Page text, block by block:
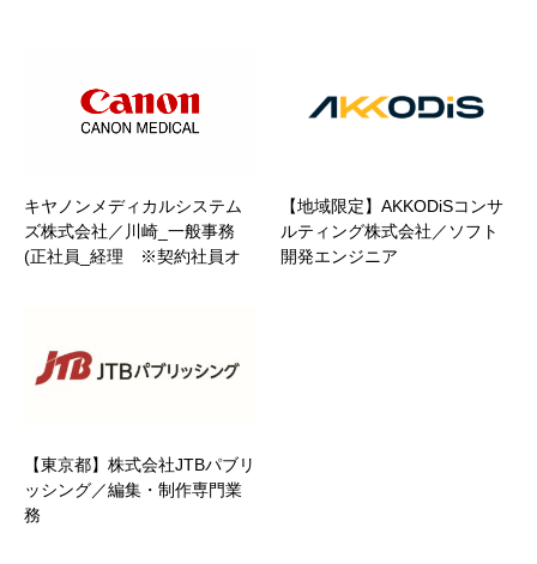
キヤノンメディカルシステム
ズ株式会社／川崎_一般事務
(正社員_経理 ※契約社員オ
【地域限定】AKKODiSコンサ
ルティング株式会社／ソフト
開発エンジニア
【東京都】株式会社JTBパブリ
ッシング／編集・制作専門業
務